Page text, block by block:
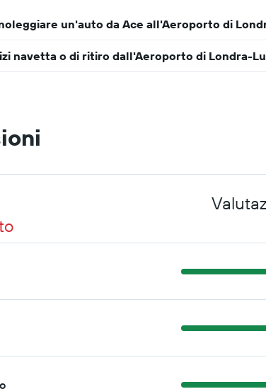
un'auto da Ace all'Aeroporto di
navetta o di ritiro dall'Aeroporto di Londra-